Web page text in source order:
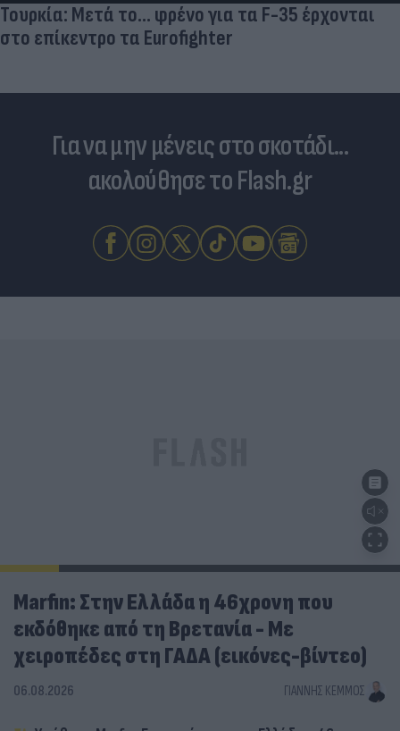
Τουρκία: Μετά το... φρένο για τα F-35 έρχονται
στο επίκεντρο τα Eurofighter
Για να μην μένεις στο σκοτάδι...
ακολούθησε το Flash.gr
Marfin: Στην Ελλάδα η 46χρονη που
εκδόθηκε από τη Βρετανία - Με
χειροπέδες στη ΓΑΔΑ (εικόνες-βίντεο)
06.08.2026 ΓΙΆΝΝΗΣ ΚΈΜΜΟΣ